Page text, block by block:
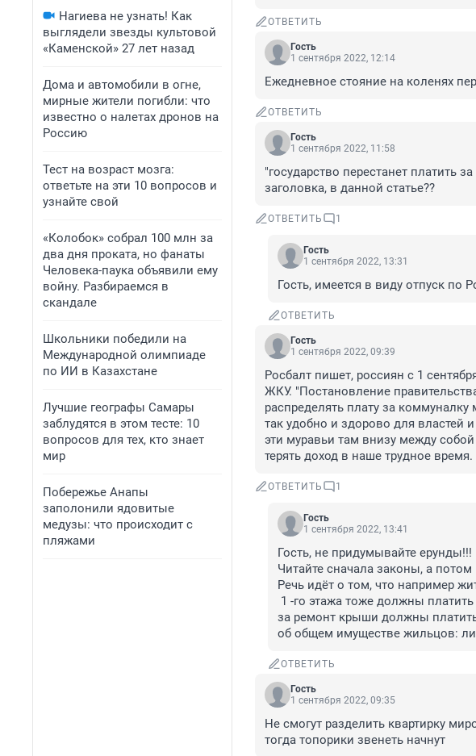
Нагиева не узнать! Как
выглядели звезды культовой
«Каменской» 27 лет назад
Дома и автомобили в огне,
мирные жители погибли: что
известно о налетах дронов на
Россию
Тест на возраст мозга:
ответьте на эти 10 вопросов и
узнайте свой
«Колобок» собрал 100 млн за
два дня проката, но фанаты
Человека-паука объявили ему
войну. Разбираемся в
скандале
Школьники победили на
Международной олимпиаде
по ИИ в Казахстане
Лучшие географы Самары
заблудятся в этом тесте: 10
вопросов для тех, кто знает
мир
Побережье Анапы
заполонили ядовитые
медузы: что происходит с
пляжами
ОТВЕТИТЬ
Гость
1 сентября 2022, 12:14
Ежедневное стояние на коленях
ОТВЕТИТЬ
Гость
1 сентября 2022, 11:58
"государство перестанет платить
заголовка, в данной статье??
ОТВЕТИТЬ 1
Гость
1 сентября 2022, 13:31
Гость, имеется в виду отпуск по
ОТВЕТИТЬ
Гость
1 сентября 2022, 09:39
Росбалт пишет, россиян с 1
ЖКУ. "Постановление
распределять плату за
так удобно и здорово для властей
эти муравьи там внизу между
терять доход в наше трудное время.
ОТВЕТИТЬ 1
Гость
1 сентября 2022, 13:41
Гость, не придумывайте ерунды!!!
Читайте сначала законы, а потом
Речь идёт о том, что например
за ремонт крыши должны
об общем имуществе жильцов:
ОТВЕТИТЬ
Гость
1 сентября 2022, 09:35
Не смогут разделить квартирку
тогда топорики звенеть начнут